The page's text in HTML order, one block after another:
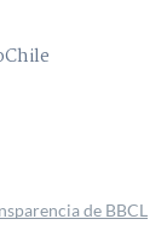
de BBCL